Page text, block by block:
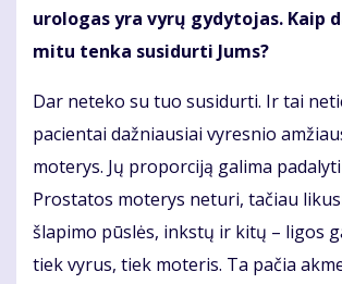
urologas yra vyrų gydytojas. Kaip
mitu tenka susidurti Jums?
Dar neteko su tuo susidurti. Ir tai
pacientai dažniausiai vyresnio
moterys. Jų proporciją galima
Prostatos moterys neturi, tačiau
šlapimo pūslės, inkstų ir kitų – ligos
tiek vyrus, tiek moteris. Ta pačia